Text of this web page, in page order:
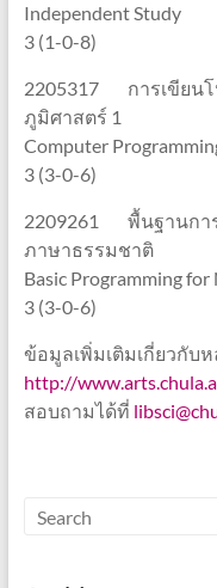
Independent Study
3 (1-0-8)
2205317 การเขียนโ
ภูมิศาสตร์ 1
Computer
3 (3-0-6)
2209261 พื้นฐานการ
ภาษาธรรมชาติ
Basic Programming for
3 (3-0-6)
ข้อมูลเพิ่มเติมเกี่ยวกั
http://
สอบถามได้ที่